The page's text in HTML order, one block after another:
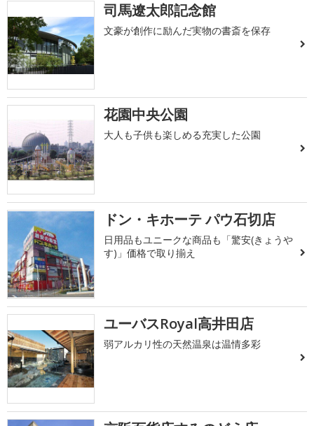
司馬遼太郎記念館
文豪が創作に励んだ実物の書斎を保存
花園中央公園
大人も子供も楽しめる充実した公園
ドン・キホーテ パウ石切店
日用品もユニークな商品も「驚安(きょうや
す)」価格で取り揃え
ユーバスRoyal高井田店
弱アルカリ性の天然温泉は温情多彩